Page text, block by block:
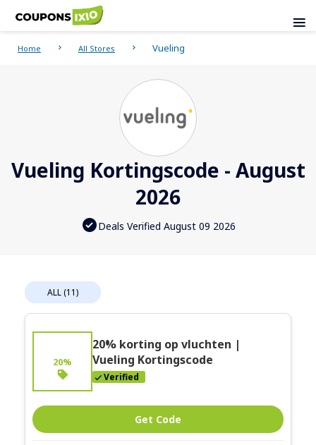
Home All Stores Vueling
Vueling Kortingscode - August
2026
Deals Verified August 09 2026
ALL (11)
20%
20% korting op vluchten |
Vueling Kortingscode
Verified
Get Code